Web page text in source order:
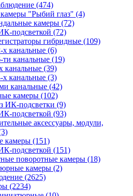
(474)
"Рыбий глаз" (4)
камеры (72)
подсветкой (72)
гибридные (109)
х канальные (6)
ти канальные (19)
канальные (39)
х канальные (3)
канальные (42)
камеры (102)
ИК-подсветки (9)
подсветкой (93)
аксессуары, модули,
камеры (151)
подсветкой (151)
поворотные камеры (18)
камеры (2)
(2625)
(2234)